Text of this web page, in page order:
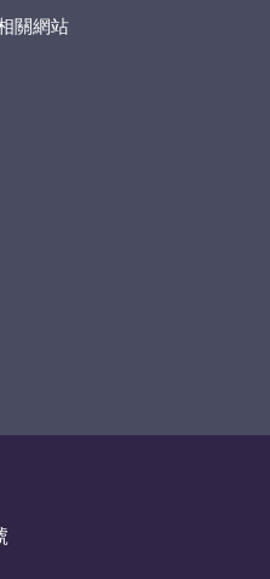
關網站